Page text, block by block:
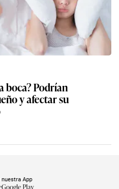
boca? Podrían
y afectar su
nuestra App
Google Play